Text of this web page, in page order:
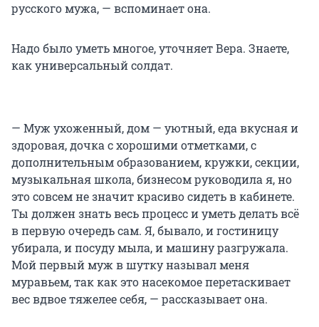
русского мужа, — вспоминает она.
Надо было уметь многое, уточняет Вера. Знаете,
как универсальный солдат.
— Муж ухоженный, дом — уютный, еда вкусная и
здоровая, дочка с хорошими отметками, с
дополнительным образованием, кружки, секции,
музыкальная школа, бизнесом руководила я, но
это совсем не значит красиво сидеть в кабинете.
Ты должен знать весь процесс и уметь делать всё
в первую очередь сам. Я, бывало, и гостиницу
убирала, и посуду мыла, и машину разгружала.
Мой первый муж в шутку называл меня
муравьем, так как это насекомое перетаскивает
вес вдвое тяжелее себя, — рассказывает она.